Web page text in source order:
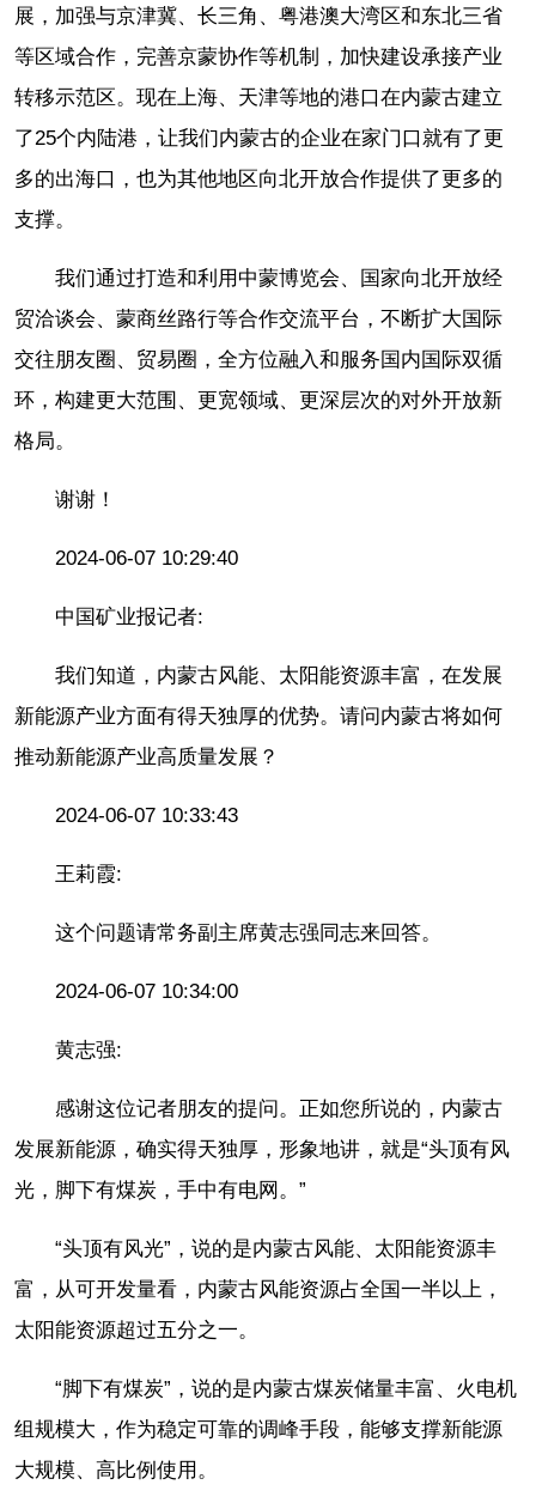
展，加强与京津冀、长三角、粤港澳大湾区和东北三省
等区域合作，完善京蒙协作等机制，加快建设承接产业
转移示范区。现在上海、天津等地的港口在内蒙古建立
了25个内陆港，让我们内蒙古的企业在家门口就有了更
多的出海口，也为其他地区向北开放合作提供了更多的
支撑。
我们通过打造和利用中蒙博览会、国家向北开放经
贸洽谈会、蒙商丝路行等合作交流平台，不断扩大国际
交往朋友圈、贸易圈，全方位融入和服务国内国际双循
环，构建更大范围、更宽领域、更深层次的对外开放新
格局。
谢谢！
2024-06-07 10:29:40
中国矿业报记者:
我们知道，内蒙古风能、太阳能资源丰富，在发展
新能源产业方面有得天独厚的优势。请问内蒙古将如何
推动新能源产业高质量发展？
2024-06-07 10:33:43
王莉霞:
这个问题请常务副主席黄志强同志来回答。
2024-06-07 10:34:00
黄志强:
感谢这位记者朋友的提问。正如您所说的，内蒙古
发展新能源，确实得天独厚，形象地讲，就是“头顶有风
光，脚下有煤炭，手中有电网。”
“头顶有风光”，说的是内蒙古风能、太阳能资源丰
富，从可开发量看，内蒙古风能资源占全国一半以上，
太阳能资源超过五分之一。
“脚下有煤炭”，说的是内蒙古煤炭储量丰富、火电机
组规模大，作为稳定可靠的调峰手段，能够支撑新能源
大规模、高比例使用。